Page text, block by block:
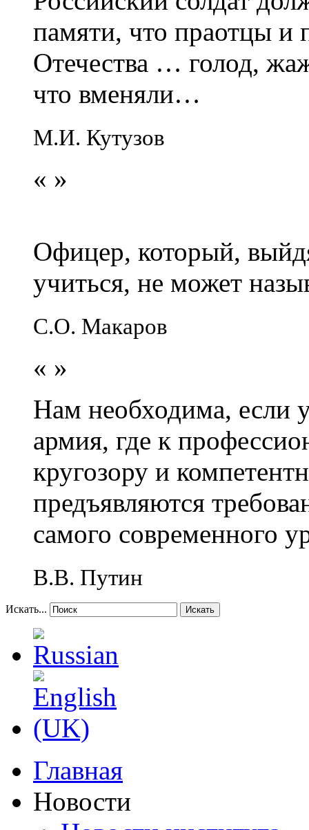
памяти, что праотцы и
Отечества … голод,
что вменяли…
М.И. Кутузов
« »
Офицер, который,
учиться, не может
С.О. Макаров
« »
Нам необходима, если
армия, где к
кругозору и
предъявляются
самого современного
В.В. Путин
Искать... Искать
Главная
Новости